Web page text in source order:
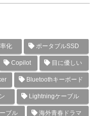
化 ポータブルSSD
Copilot 目に優しい
Bluetoothキーボード
Lightningケーブル
ブル 海外青春ドラマ